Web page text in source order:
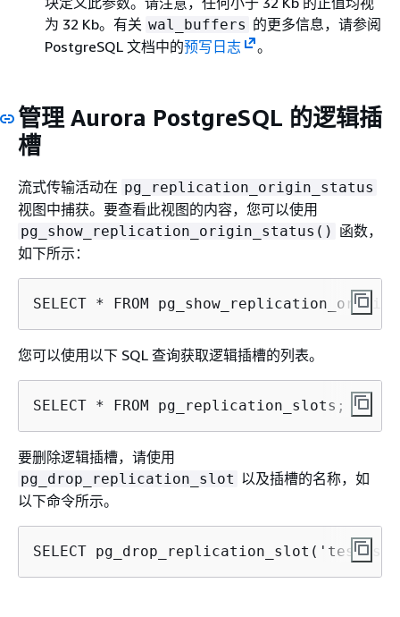
为 32 Kb。有关 wal_buffers 的更多信息，请参阅
PostgreSQL 文档中的预写日志 。
管理 Aurora PostgreSQL 的逻辑插
槽
流式传输活动在 pg_replication_origin_status
视图中捕获。要查看此视图的内容，您可以使用
pg_show_replication_origin_status() 函数，
如下所示：
SELECT * FROM
您可以使用以下 SQL 查询获取逻辑插槽的列表。
SELECT * FROM pg_replication_slots;
要删除逻辑插槽，请使用
pg_drop_replication_slot 以及插槽的名称，如
以下命令所示。
SELECT